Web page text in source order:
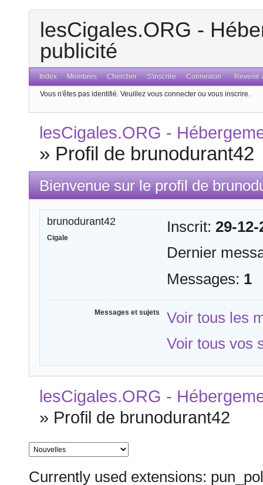
lesCigales.ORG -
publicité
Index Membres Chercher S'inscrire Connexion Revenir
Vous n'êtes pas identifié. Veuillez vous connecter ou vous inscrire.
lesCigales.ORG -
» Profil de brunodurant42
Bienvenue sur le profil de
brunodurant42
Cigale
Inscrit: 29-12-
Dernier
Messages: 1
Messages et sujets
Voir tous les
Voir tous vos
lesCigales.ORG -
» Profil de brunodurant42
Currently used extensions: